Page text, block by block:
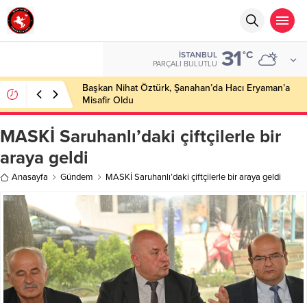
İSTANBUL
PARÇALI BULUTLU 31°C
Başkan Nihat Öztürk, Şanahan’da Hacı Eryaman’a
Misafir Oldu
MASKİ Saruhanlı’daki çiftçilerle bir
araya geldi
Anasayfa Gündem MASKİ Saruhanlı’daki çiftçilerle bir araya geldi